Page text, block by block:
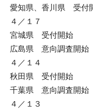
愛知県、香川県 受付
４／１７
宮城県 受付開始
広島県 意向調査開始
４／１４
秋田県 受付開始
千葉県 意向調査開始
４／１３